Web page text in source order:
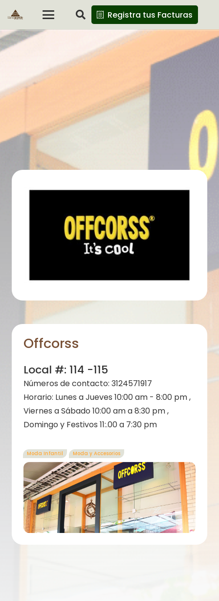
Registra tus Facturas
Offcorss
Local #: 114 -115
Números de contacto: 3124571917
Horario: Lunes a Jueves 10:00 am - 8:00 pm ,
Viernes a Sábado 10:00 am a 8:30 pm ,
Domingo y Festivos 11:.00 a 7:30 pm
Moda Infantil Moda y Accesorios